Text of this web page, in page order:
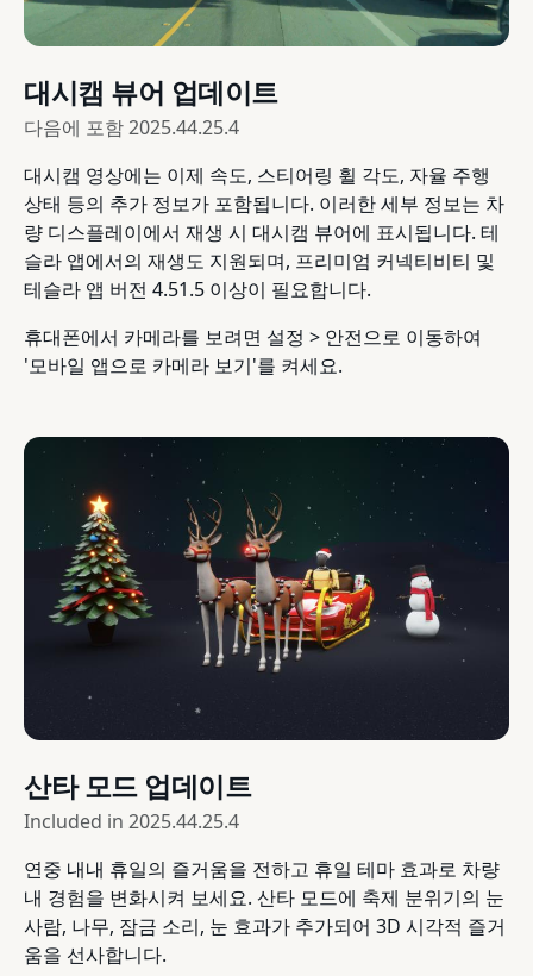
대시캠 뷰어 업데이트
다음에 포함2025.44.25.4
대시캠 영상에는 이제 속도, 스티어링 휠 각도, 자율 주행
상태 등의 추가 정보가 포함됩니다. 이러한 세부 정보는 차
량 디스플레이에서 재생 시 대시캠 뷰어에 표시됩니다. 테
슬라 앱에서의 재생도 지원되며, 프리미엄 커넥티비티 및
테슬라 앱 버전 4.51.5 이상이 필요합니다.
휴대폰에서 카메라를 보려면 설정 > 안전으로 이동하여
'모바일 앱으로 카메라 보기'를 켜세요.
산타 모드 업데이트
Included in 2025.44.25.4
연중 내내 휴일의 즐거움을 전하고 휴일 테마 효과로 차량
내 경험을 변화시켜 보세요. 산타 모드에 축제 분위기의 눈
사람, 나무, 잠금 소리, 눈 효과가 추가되어 3D 시각적 즐거
움을 선사합니다.